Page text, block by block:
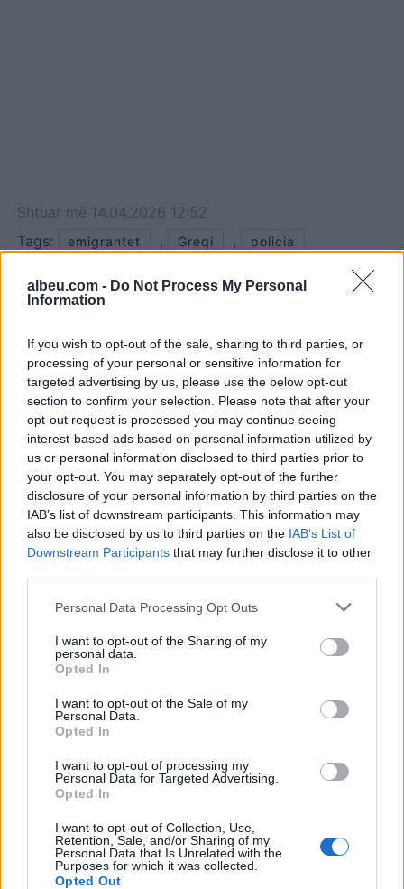
albeu.com - Do Not Process My Personal
Information
If you wish to opt-out of the sale, sharing to third parties, or
processing of your personal or sensitive information for
targeted advertising by us, please use the below opt-out
section to confirm your selection. Please note that after your
opt-out request is processed you may continue seeing
interest-based ads based on personal information utilized by
us or personal information disclosed to third parties prior to
your opt-out. You may separately opt-out of the further
disclosure of your personal information by third parties on the
IAB’s list of downstream participants. This information may
also be disclosed by us to third parties on the IAB’s List of
Downstream Participants that may further disclose it to other
Personal Data Processing Opt Outs
I want to opt-out of the Sharing of my
personal data.
Opted In
I want to opt-out of the Sale of my
Personal Data.
Opted In
I want to opt-out of processing my
Personal Data for Targeted Advertising.
Opted In
I want to opt-out of Collection, Use,
Retention, Sale, and/or Sharing of my
Personal Data that Is Unrelated with the
Purposes for which it was collected.
Opted Out
Shtuar më 14.04.2026 12:52
Tags:
emigrantet , Greqi , policia
Eric Wendt konfirmohet
nga Senati si ambasador i
SHBA-së në Shqipëri,
emërimi pret firmën e
Trump
Futbolli librazhdas në zi,
ndahet nga jeta Besnik
Çota, ish-kapiten dhe ish-
trajner i Sopotit
Flakët përhapen me
shpejtësi në Pocest të
Pedagogët në shërbim të
bashkohemi për
Shqipërinë që meritojmë